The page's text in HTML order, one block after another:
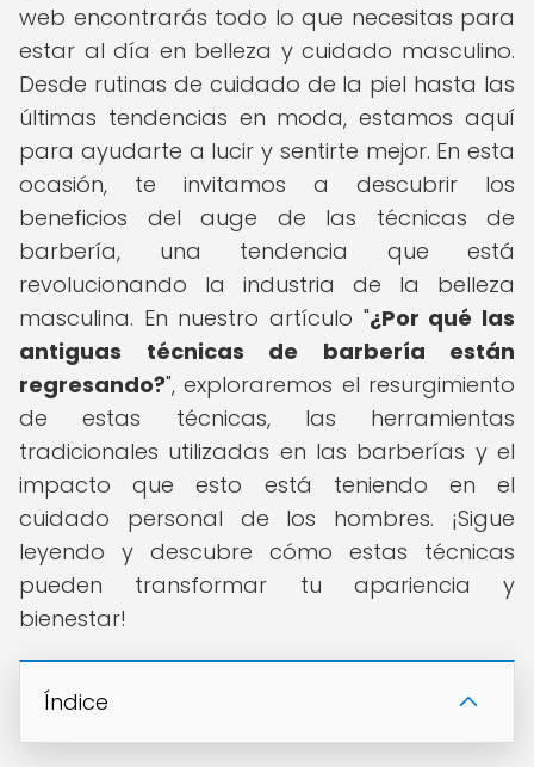
web encontrarás todo lo que necesitas para
estar al día en belleza y cuidado masculino.
Desde rutinas de cuidado de la piel hasta las
últimas tendencias en moda, estamos aquí
para ayudarte a lucir y sentirte mejor. En esta
ocasión, te invitamos a descubrir los
beneficios del auge de las técnicas de
barbería, una tendencia que está
revolucionando la industria de la belleza
masculina. En nuestro artículo "¿Por qué las
antiguas técnicas de barbería están
regresando?", exploraremos el resurgimiento
de estas técnicas, las herramientas
tradicionales utilizadas en las barberías y el
impacto que esto está teniendo en el
cuidado personal de los hombres. ¡Sigue
leyendo y descubre cómo estas técnicas
pueden transformar tu apariencia y
bienestar!
Índice